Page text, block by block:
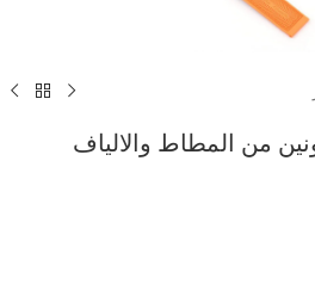
من المطاط والالياف